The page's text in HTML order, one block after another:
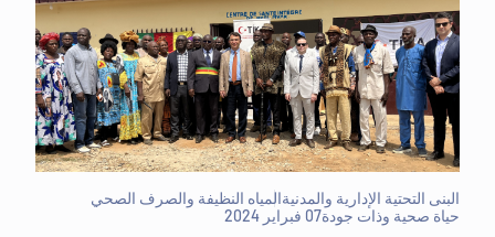
البنى التحتية الإدارية والمدنيةالمياه النظيفة والصرف الصحي
حياة صحية وذات جودة07 فبراير 2024